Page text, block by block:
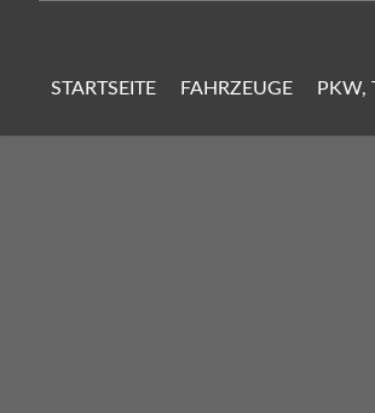
STARTSEITE FAHRZEUGE PKW,